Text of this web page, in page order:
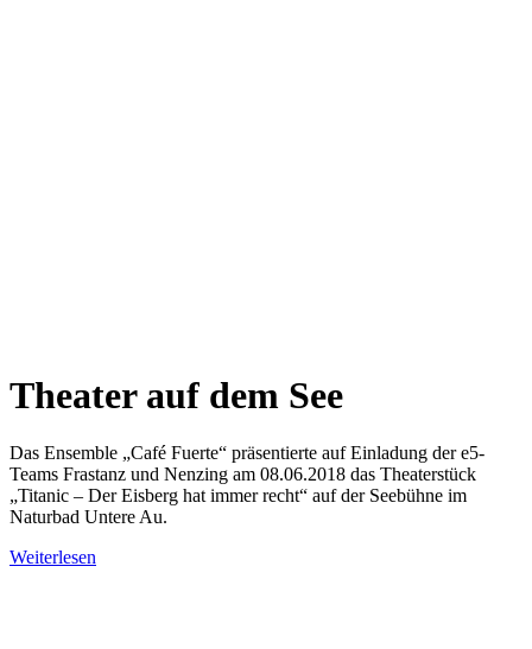
Theater auf dem See
Das Ensemble „Café Fuerte“ präsentierte auf Einladung der e5-
Teams Frastanz und Nenzing am 08.06.2018 das Theaterstück
„Titanic – Der Eisberg hat immer recht“ auf der Seebühne im
Naturbad Untere Au.
Weiterlesen